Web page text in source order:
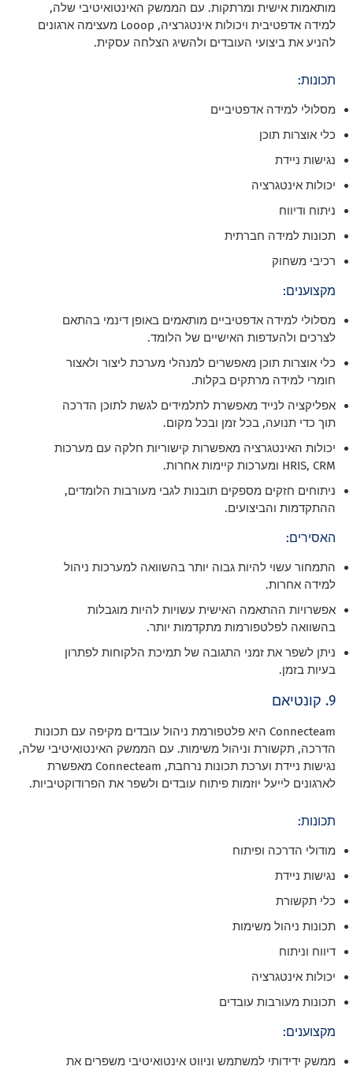
מותאמות אישית ומרתקות. עם הממשק האינטואיטיבי שלה,
למידה אדפטיבית ויכולות אינטגרציה, Looop מעצימה ארגונים
להניע את ביצועי העובדים ולהשיג הצלחה עסקית.
תכונות:
מסלולי למידה אדפטיביים
כלי אוצרות תוכן
נגישות ניידת
יכולות אינטגרציה
ניתוח ודיווח
תכונות למידה חברתית
רכיבי משחוק
מקצוענים:
מסלולי למידה אדפטיביים מותאמים באופן דינמי בהתאם
לצרכים ולהעדפות האישיים של הלומד.
כלי אוצרות תוכן מאפשרים למנהלי מערכת ליצור ולאצור
חומרי למידה מרתקים בקלות.
אפליקציה לנייד מאפשרת לתלמידים לגשת לתוכן הדרכה
תוך כדי תנועה, בכל זמן ובכל מקום.
יכולות האינטגרציה מאפשרות קישוריות חלקה עם מערכות
HRIS, CRM ומערכות קיימות אחרות.
ניתוחים חזקים מספקים תובנות לגבי מעורבות הלומדים,
ההתקדמות והביצועים.
האסירים:
התמחור עשוי להיות גבוה יותר בהשוואה למערכות ניהול
למידה אחרות.
אפשרויות ההתאמה האישית עשויות להיות מוגבלות
בהשוואה לפלטפורמות מתקדמות יותר.
ניתן לשפר את זמני התגובה של תמיכת הלקוחות לפתרון
בעיות בזמן.
9. קונטיאם
Connecteam היא פלטפורמת ניהול עובדים מקיפה עם תכונות
הדרכה, תקשורת וניהול משימות. עם הממשק האינטואיטיבי שלה,
נגישות ניידת וערכת תכונות נרחבת, Connecteam מאפשרת
לארגונים לייעל יוזמות פיתוח עובדים ולשפר את הפרודוקטיביות.
תכונות:
מודולי הדרכה ופיתוח
נגישות ניידת
כלי תקשורת
תכונות ניהול משימות
דיווח וניתוח
יכולות אינטגרציה
תכונות מעורבות עובדים
מקצוענים:
ממשק ידידותי למשתמש וניווט אינטואיטיבי משפרים את